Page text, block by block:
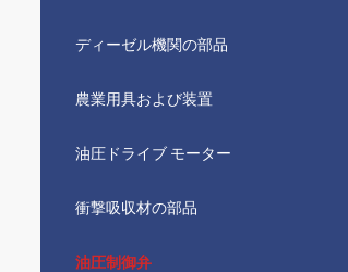
ディーゼル機関の部品
農業用具および装置
油圧ドライブ モーター
衝撃吸収材の部品
油圧制御弁